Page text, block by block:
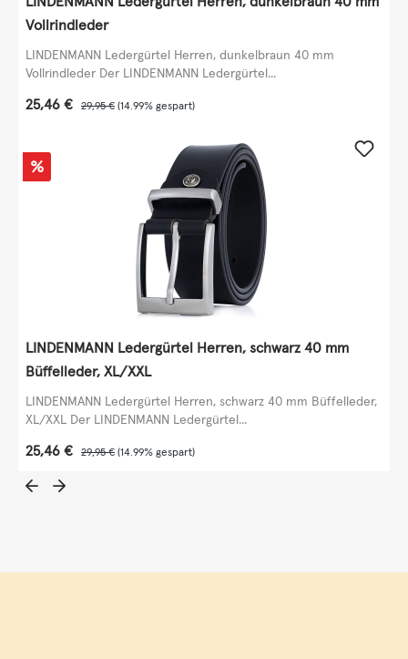
Vollrindleder
LINDENMANN Ledergürtel Herren, dunkelbraun 40 mm
Vollrindleder Der LINDENMANN Ledergürtel...
Verkaufspreis:
25,46 € Regulärer Preis:
29,95 € (14.99% gespart)
Rabatt
%
LINDENMANN Ledergürtel Herren, schwarz 40 mm
Büffelleder, XL/XXL
LINDENMANN Ledergürtel Herren, schwarz 40 mm Büffelleder,
XL/XXL Der LINDENMANN Ledergürtel...
Verkaufspreis:
25,46 € Regulärer Preis:
29,95 € (14.99% gespart)